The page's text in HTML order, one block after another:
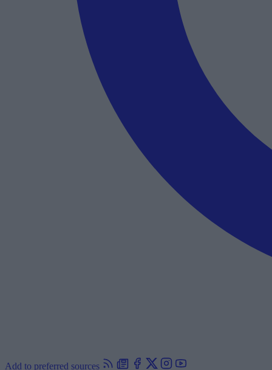
Add to preferred sources